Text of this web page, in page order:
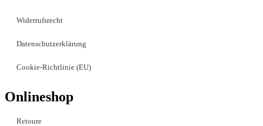
Widerrufsrecht
Datenschutzerklärung
Cookie-Richtlinie (EU)
Onlineshop
Retoure